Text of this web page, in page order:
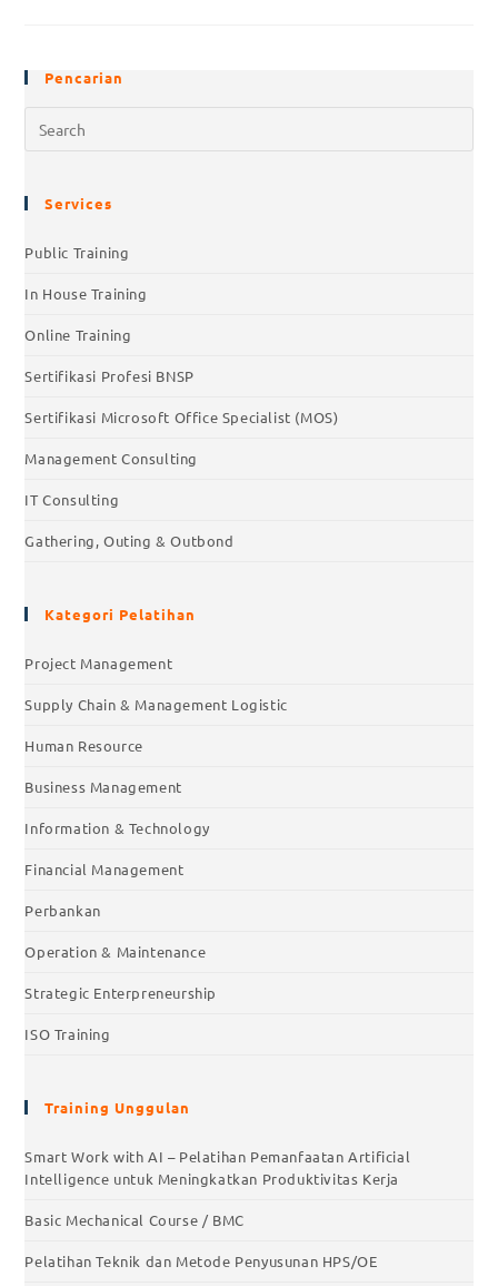
Pencarian
Services
Public Training
In House Training
Online Training
Sertifikasi Profesi BNSP
Sertifikasi Microsoft Office Specialist (MOS)
Management Consulting
IT Consulting
Gathering, Outing & Outbond
Kategori Pelatihan
Project Management
Supply Chain & Management Logistic
Human Resource
Business Management
Information & Technology
Financial Management
Perbankan
Operation & Maintenance
Strategic Enterpreneurship
ISO Training
Training Unggulan
Smart Work with AI – Pelatihan Pemanfaatan Artificial
Intelligence untuk Meningkatkan Produktivitas Kerja
Basic Mechanical Course / BMC
Pelatihan Teknik dan Metode Penyusunan HPS/OE